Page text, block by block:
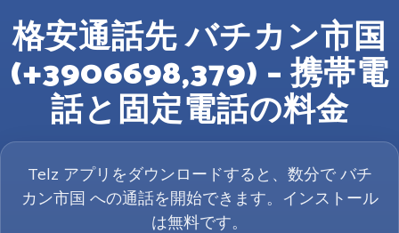
格安通話先 バチカン市国
(+3906698,379) – 携帯電
話と固定電話の料金
Telz アプリをダウンロードすると、数分で バチ
カン市国 への通話を開始できます。インストール
は無料です。